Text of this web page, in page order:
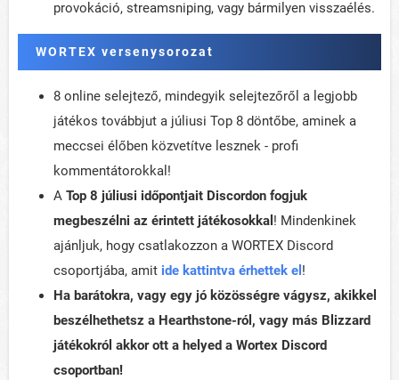
provokáció, streamsniping, vagy bármilyen visszaélés.
WORTEX versenysorozat
8 online selejtező, mindegyik selejtezőről a legjobb
játékos továbbjut a júliusi Top 8 döntőbe, aminek a
meccsei élőben közvetítve lesznek - profi
kommentátorokkal!
A Top 8 júliusi időpontjait Discordon fogjuk
megbeszélni az érintett játékosokkal ! Mindenkinek
ajánljuk, hogy csatlakozzon a WORTEX Discord
csoportjába, amit ide kattintva érhettek el !
Ha barátokra, vagy egy jó közösségre vágysz, akikkel
beszélhethetsz a Hearthstone-ról, vagy más Blizzard
játékokról akkor ott a helyed a Wortex Discord
csoportban!